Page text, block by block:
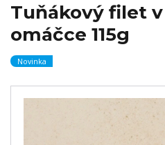
Tuňákový filet
omáčce 115g
Novinka